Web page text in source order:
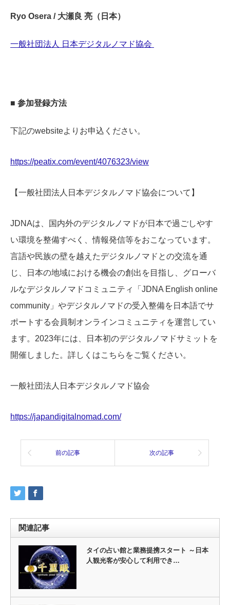
Ryo Osera / 大瀬良 亮（日本）
一般社団法人 日本デジタルノマド協会
■ 参加登録方法
下記のwebsiteよりお申込ください。
https://peatix.com/event/4076323/view
【一般社団法人日本デジタルノマド協会について】
JDNAは、国内外のデジタルノマドが日本で過ごしやす
い環境を整備すべく、情報発信等をおこなっています。
言語や民族の壁を越えたデジタルノマドとの交流を通
じ、日本の地域における機会の創出を目指し、グローバ
ルなデジタルノマドコミュニティ「JDNA English online
community」やデジタルノマドの受入整備を日本語でサ
ポートする会員制オンラインコミュニティを運営してい
ます。2023年には、日本初のデジタルノマドサミットを
開催しました。詳しくはこちらをご覧ください。
一般社団法人日本デジタルノマド協会
https://japandigitalnomad.com/
前の記事 次の記事
関連記事
タイの占い館と業務提携スタート ～日本
人観光客が安心して利用でき…